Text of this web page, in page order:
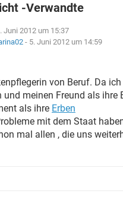
-Verwandte
Juni 2012 um 15:37
- 5. Juni 2012 um 14:59
von Beruf. Da
und meinen Freund als
als ihre Erben
mit dem Staat
mal allen , die uns